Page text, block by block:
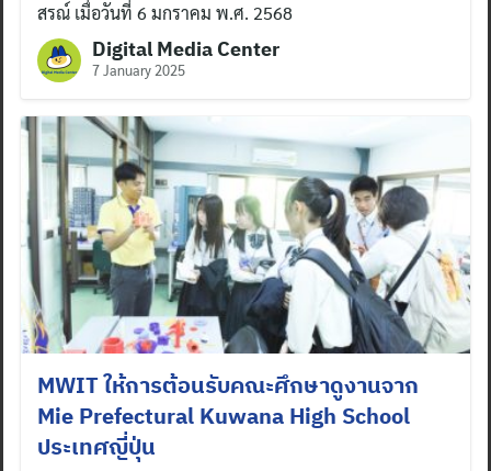
สรณ์ เมื่อวันที่ 6 มกราคม พ.ศ. 2568
Digital Media Center
7 January 2025
MWIT ให้การต้อนรับคณะศึกษาดูงานจาก
Mie Prefectural Kuwana High School
ประเทศญี่ปุ่น